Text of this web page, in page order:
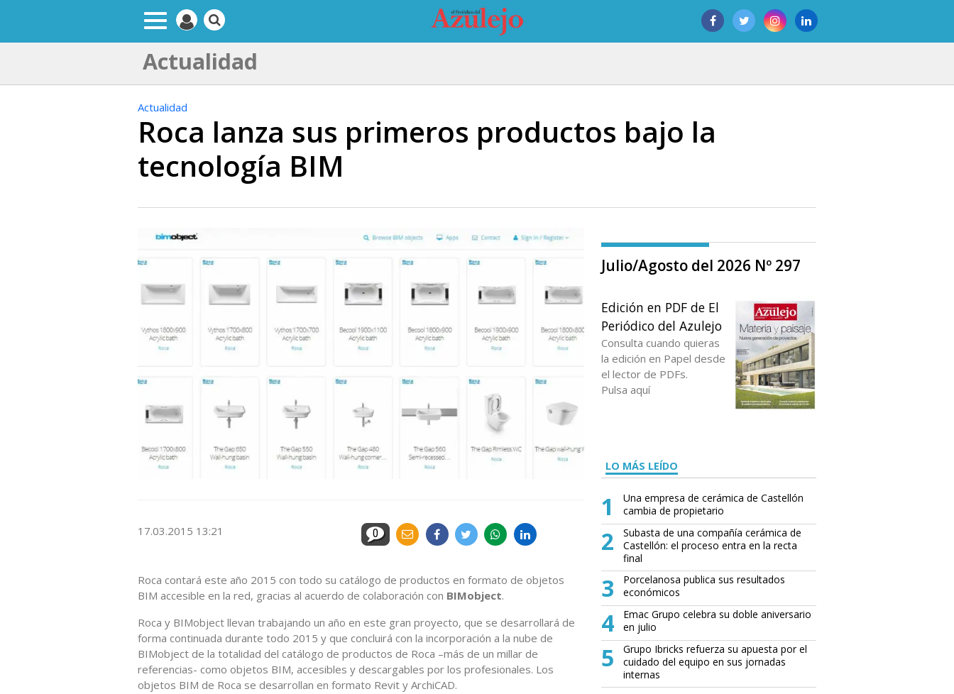
Actualidad
Actualidad
Roca lanza sus primeros productos bajo la
tecnología BIM
17.03.2015 13:21 0
Roca contará este año 2015 con todo su catálogo de productos en formato de objetos
BIM accesible en la red, gracias al acuerdo de colaboración con BIMobject.
Roca y BIMobject llevan trabajando un año en este gran proyecto, que se desarrollará de
forma continuada durante todo 2015 y que concluirá con la incorporación a la nube de
BIMobject de la totalidad del catálogo de productos de Roca –más de un millar de
referencias- como objetos BIM, accesibles y descargables por los profesionales. Los
objetos BIM de Roca se desarrollan en formato Revit y ArchiCAD.
Julio/Agosto del 2026 Nº 297
Edición en PDF de El
Periódico del Azulejo
Consulta cuando quieras
la edición en Papel desde
el lector de PDFs.
Pulsa aquí
LO MÁS LEÍDO
1
Una empresa de cerámica de Castellón
cambia de propietario
2
Subasta de una compañía cerámica de
Castellón: el proceso entra en la recta
final
3
Porcelanosa publica sus resultados
económicos
4
Emac Grupo celebra su doble aniversario
en julio
5
Grupo Ibricks refuerza su apuesta por el
cuidado del equipo en sus jornadas
internas